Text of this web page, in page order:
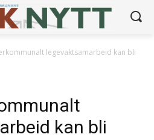
legevaktsamarbeid kan bli
kan bli